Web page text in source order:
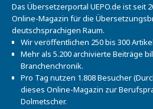
Das Übersetzerportal UEPO.de ist seit
Online-Magazin für die
deutschsprachigen Raum.
Wir veröffentlichen 250 bis 300
Mehr als 5.200 archivierte Beiträge
Branchenchronik.
Pro Tag nutzen 1.808 Besucher
dieses Online-Magazin zur
Dolmetscher.